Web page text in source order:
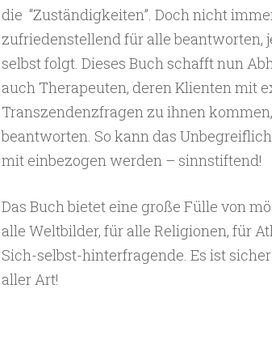
die “Zuständigkeiten”. Doch nicht
zufriedenstellend für alle
selbst folgt. Dieses Buch schafft nun
auch Therapeuten, deren Klienten mit
Transzendenzfragen zu ihnen
beantworten. So kann das
mit einbezogen werden – sinnstiftend!
Das Buch bietet eine große Fülle von
alle Weltbilder, für alle Religionen, für
Sich-selbst-hinterfragende. Es ist
aller Art!